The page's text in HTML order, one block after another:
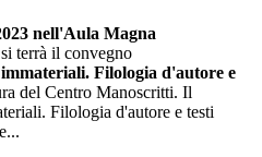
nell'Aula Magna
si terrà il convegno
Filologia d'autore e
del Centro Manoscritti. Il
Filologia d'autore e testi